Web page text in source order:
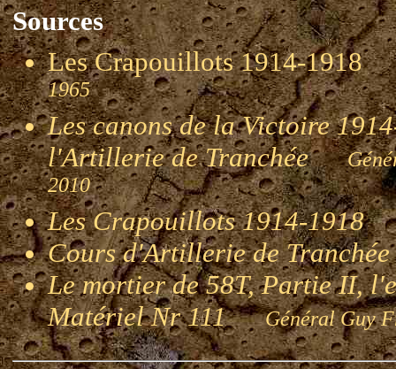
Sources
Les Crapouillots 1914-
1965
Les canons de la Victoire
l'Artillerie de Tranchée
2010
Les Crapouillots 1914-1918
Cours d'Artillerie de Tranchée
Le mortier de 58T, Partie II,
Matériel Nr 111Général